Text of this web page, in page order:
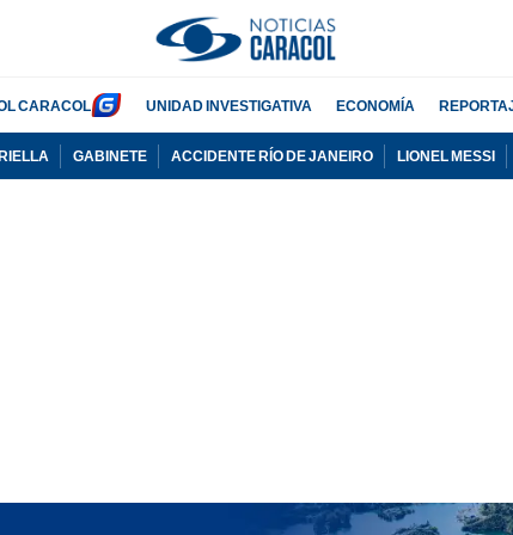
CARACOL UNIDAD INVESTIGATIVA ECONOMÍA
GABINETE ACCIDENTE RÍO DE JANEIRO LIONEL MESSI